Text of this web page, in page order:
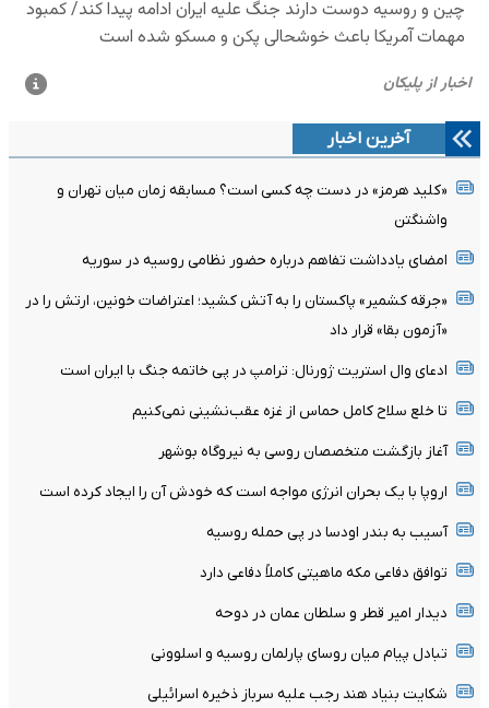
آخرین اخبار
«کلید هرمز» در دست چه کسی است؟ مسابقه زمان میان تهران و
واشنگتن
امضای یادداشت تفاهم درباره حضور نظامی روسیه در سوریه
«جرقه کشمیر» پاکستان را به آتش کشید؛ اعتراضات خونین، ارتش را در
«آزمون بقا» قرار داد
ادعای وال استریت ژورنال: ترامپ در پی خاتمه جنگ با ایران است
تا خلع سلاح کامل حماس از غزه عقب‌نشینی نمی‌کنیم
آغاز بازگشت متخصصان روسی به نیروگاه بوشهر
اروپا با یک بحران انرژی مواجه است که خودش آن را ایجاد کرده است
آسیب به بندر اودسا در پی حمله روسیه
توافق دفاعی مکه ماهیتی کاملاً دفاعی دارد
دیدار امیر قطر و سلطان عمان در دوحه
تبادل پیام میان روسای پارلمان روسیه و اسلوونی
شکایت بنیاد هند رجب علیه سرباز ذخیره اسرائیلی